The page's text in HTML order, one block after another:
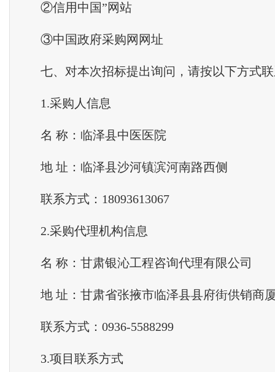
②信用中国”网站
③中国政府采购网网址
七、对本次招标提出询问，请按以下方式
1.采购人信息
名 称：临泽县中医医院
地 址：临泽县沙河镇滨河南路西侧
联系方式：18093613067
2.采购代理机构信息
名 称：甘肃银沁工程咨询代理有限公司
地 址：甘肃省张掖市临泽县县府街供销商
联系方式：0936-5588299
3.项目联系方式